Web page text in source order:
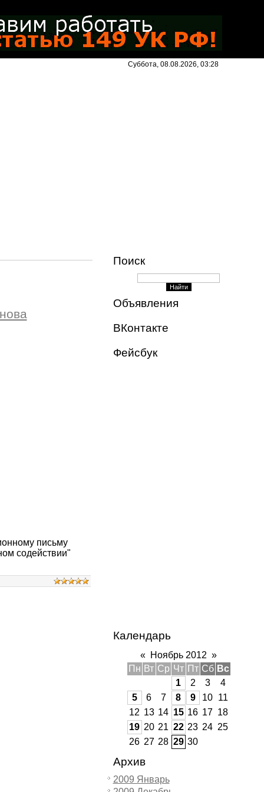
Суббота, 08.08.2026, 03:28
письму
содействии"
Поиск
Объявления
ВКонтакте
Фейсбук
Календарь
« Ноябрь 2012 »
Пн Вт Ср Чт Пт Сб Вс
1
2 3
4
5
6 7 8 9 10 11
12 13 14 15 16 17 18
19 20 21 22 23 24 25
26 27 28 29 30
Архив
2009 Январь